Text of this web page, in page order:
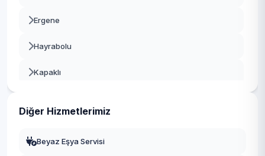
Ergene
Hayrabolu
Kapaklı
Diğer Hizmetlerimiz
Beyaz Eşya Servisi